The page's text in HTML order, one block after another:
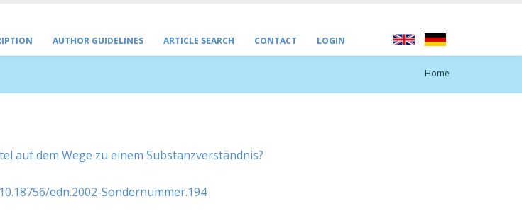
AUTHOR GUIDELINES ARTICLE SEARCH CONTACT LOGIN
Home
auf dem Wege zu einem Substanzverständnis?
10.18756/edn.2002-Sondernummer.194